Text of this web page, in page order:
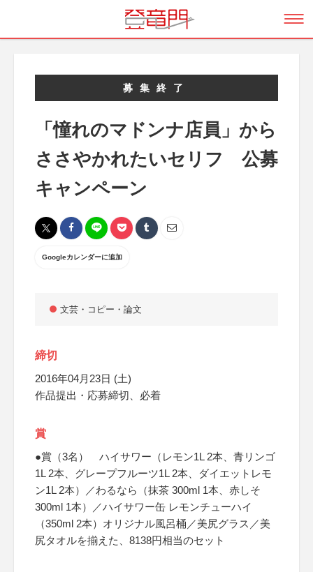
募集終了
「憧れのマドンナ店員」から
ささやかれたいセリフ 公募
キャンペーン
Googleカレンダーに追加
文芸・コピー・論文
締切
2016年04月23日 (土)
作品提出・応募締切、必着
賞
●賞（3名） ハイサワー（レモン1L 2本、青リンゴ
1L 2本、グレープフルーツ1L 2本、ダイエットレモ
ン1L 2本）／わるなら（抹茶 300ml 1本、赤しそ
300ml 1本）／ハイサワー缶 レモンチューハイ
（350ml 2本）オリジナル風呂桶／美尻グラス／美
尻タオルを揃えた、8138円相当のセット